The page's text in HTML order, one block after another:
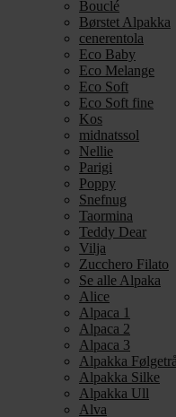
Bouclé
Børstet Alpakka
cenerentola
Eco Baby
Eco Melange
Eco Soft
Eco Soft fine
Kos
midnatssol
Nellie
Parigi
Poppy
Snefnug
Taormina
Teddy Dear
Vilja
Zucchero Filato
Se alle Alpaka
Alice
Alpaca 1
Alpaca 2
Alpaca 3
Alpakka
Alpakka Silke
Alpakka Ull
Alva